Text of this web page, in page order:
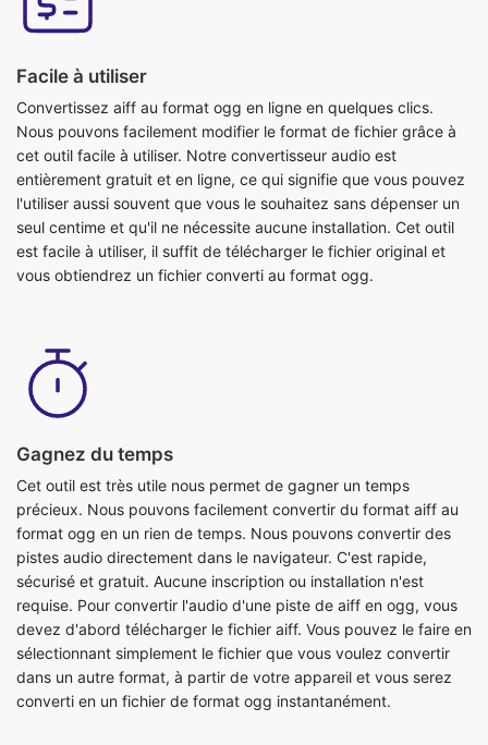
Facile à utiliser
Nous pouvons facilement modifier le format de fichier grâce à
entièrement gratuit et en ligne, ce qui signifie que vous pouvez
l'utiliser aussi souvent que vous le souhaitez sans dépenser un
seul centime et qu'il ne nécessite aucune installation. Cet outil
est facile à utiliser, il suffit de télécharger le fichier original et
vous obtiendrez un fichier converti au format ogg.
Gagnez du temps
Cet outil est très utile nous permet de gagner un temps
précieux. Nous pouvons facilement convertir du format aiff au
format ogg en un rien de temps. Nous pouvons convertir des
pistes audio directement dans le navigateur. C'est rapide,
sécurisé et gratuit. Aucune inscription ou installation n'est
requise. Pour convertir l'audio d'une piste de aiff en ogg, vous
devez d'abord télécharger le fichier aiff. Vous pouvez le faire en
sélectionnant simplement le fichier que vous voulez convertir
dans un autre format, à partir de votre appareil et vous serez
converti en un fichier de format ogg instantanément.